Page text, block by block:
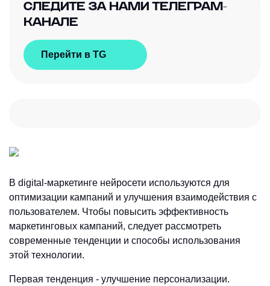
СЛЕДИТЕ ЗА НАМИ ТЕЛЕГРАМ-
КАНАЛЕ
Перейти в TG
В digital-маркетинге нейросети используются для
оптимизации кампаний и улучшения взаимодействия с
пользователем. Чтобы повысить эффективность
маркетинговых кампаний, следует рассмотреть
современные тенденции и способы использования
этой технологии.
Первая тенденция - улучшение персонализации.